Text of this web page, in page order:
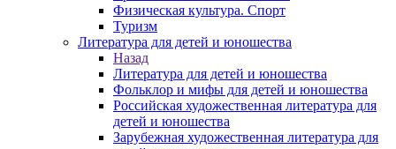
Физическая культура. Спорт
Туризм
Литература для детей и юношества
Назад
Литература для детей и юношества
Фольклор и мифы для детей и юношества
Российская художественная литература для
детей и юношества
Зарубежная художественная литература для